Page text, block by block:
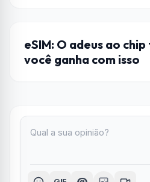
CELULAR
eSIM: O adeus ao
você ganha com isso